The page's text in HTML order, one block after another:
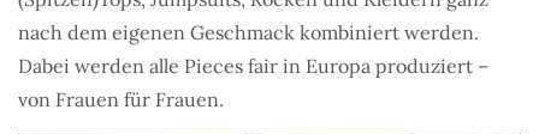
nach dem eigenen Geschmack kombiniert werden.
Dabei werden alle Pieces fair in Europa produziert –
von Frauen für Frauen.